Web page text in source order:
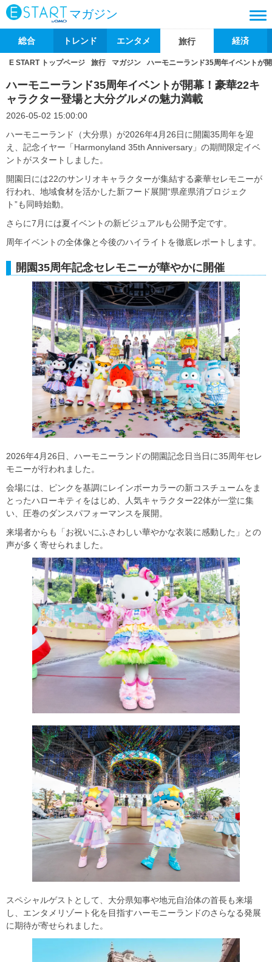
マガジン
総合 トレンド エンタメ 旅行 経済
E START トップページ 旅行 マガジン ハーモニーランド35周年イベントが
ハーモニーランド35周年イベントが開幕！豪華22キ
ャラクター登場と大分グルメの魅力満載
2026-05-02 15:00:00
ハーモニーランド（大分県）が2026年4月26日に開園35周年を迎
え、記念イヤー「Harmonyland 35th Anniversary」の期間限定イベ
ントがスタートしました。
開園日には22のサンリオキャラクターが集結する豪華セレモニーが
行われ、地域食材を活かした新フード展開“県産県消プロジェク
ト”も同時始動。
さらに7月には夏イベントの新ビジュアルも公開予定です。
周年イベントの全体像と今後のハイライトを徹底レポートします。
開園35周年記念セレモニーが華やかに開催
2026年4月26日、ハーモニーランドの開園記念日当日に35周年セレ
モニーが行われました。
会場には、ピンクを基調にレインボーカラーの新コスチュームをま
とったハローキティをはじめ、人気キャラクター22体が一堂に集
い、圧巻のダンスパフォーマンスを展開。
来場者からも「お祝いにふさわしい華やかな衣装に感動した」との
声が多く寄せられました。
スペシャルゲストとして、大分県知事や地元自治体の首長も来場
し、エンタメリゾート化を目指すハーモニーランドのさらなる発展
に期待が寄せられました。